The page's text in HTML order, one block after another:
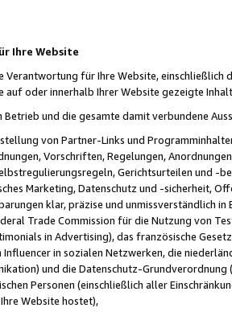
Ihre Website
Verantwortung für Ihre Website,
auf oder innerhalb Ihrer Website gezeigte
Betrieb und die gesamte damit verbundene
von Partner-Links und
Vorschriften, Regelungen,
Gerichtsurteilen und -
Marketing, Datenschutz und -sicherheit,
klar, präzise und unmissverständlich
Trade Commission für die Nutzung von
in Advertising), das französische
Influencer in sozialen Netzwerken, die
und die Datenschutz-
Personen (einschließlich aller
Website hostet),